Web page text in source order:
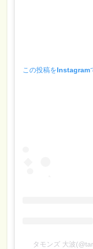
この投稿をInstagram
タモンズ 大波